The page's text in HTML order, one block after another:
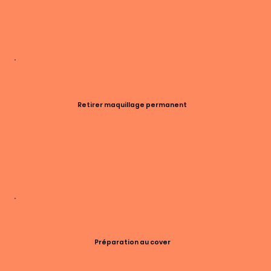
Retirer maquillage permanent
Préparation au cover